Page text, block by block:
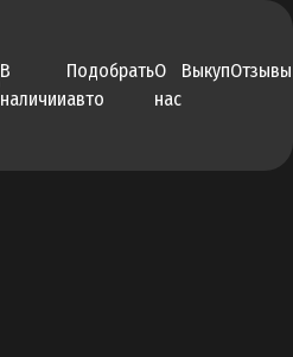
В
наличии
Подобрать
авто
О
нас
ВыкупОтзывы